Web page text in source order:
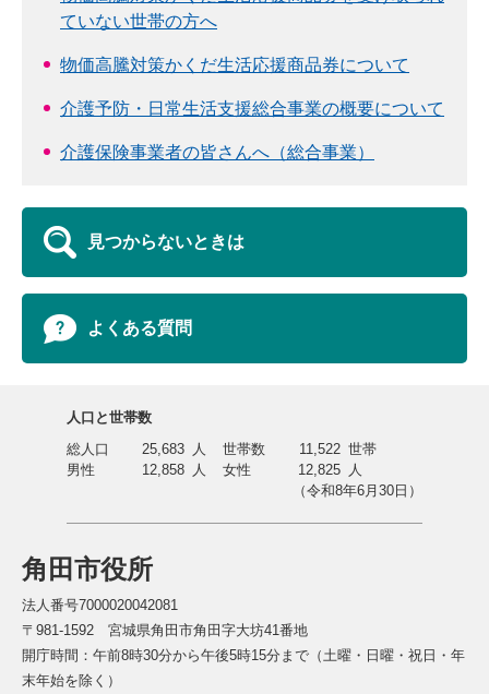
ていない世帯の方へ
物価高騰対策かくだ生活応援商品券について
介護予防・日常生活支援総合事業の概要について
介護保険事業者の皆さんへ（総合事業）
見つからないときは
よくある質問
角田市役所
法人番号7000020042081
〒981-1592 宮城県角田市角田字大坊41番地
開庁時間：午前8時30分から午後5時15分まで（土曜・日曜・祝日・年
末年始を除く）
人口と世帯数
総人口
25,683 人 世帯数 11,522 世帯
男性
12,858 人 女性 12,825 人
（令和8年6月30日）